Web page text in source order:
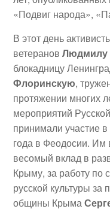
«Подвиг народа»,
В этот день
ветерановЛюдмилу
блокадницу
Флоринскую,
протяжении многих
мероприятий
принимали участие
года в Феодосии. Им
весомый вклад в
Крыму, за работу по
русской культуры за
общины Крыма